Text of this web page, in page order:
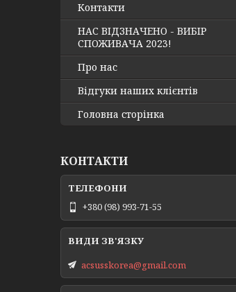
Контакти
НАС ВІДЗНАЧЕНО - ВИБІР
СПОЖИВАЧА 2023!
Про нас
Відгуки наших клієнтів
Головна сторінка
КОНТАКТИ
+380 (98) 993-71-55
acsusskorea@gmail.com